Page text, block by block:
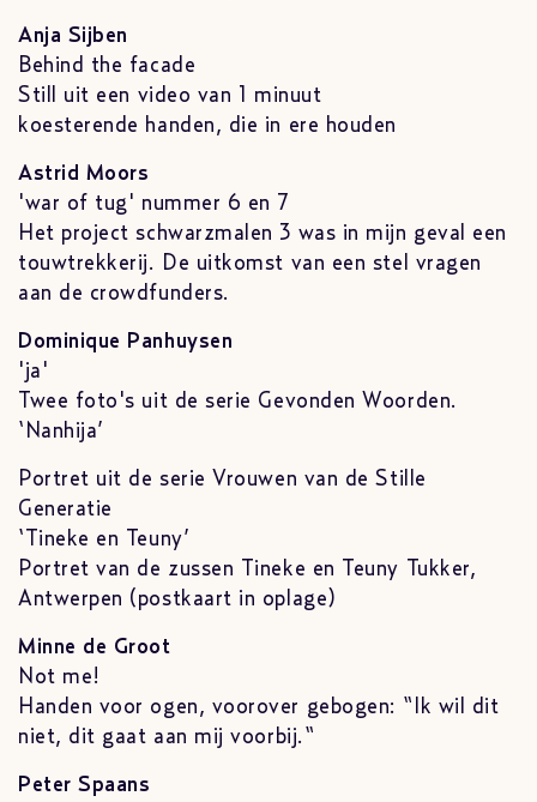
Anja Sijben
Behind the facade
Still uit een video van 1 minuut
koesterende handen, die in ere houden
Astrid Moors
'war of tug' nummer 6 en 7
Het project schwarzmalen 3 was in mijn geval een
touwtrekkerij. De uitkomst van een stel vragen
aan de crowdfunders.
Dominique Panhuysen
'ja'
Twee foto's uit de serie Gevonden Woorden.
‘Nanhija’
Portret uit de serie Vrouwen van de Stille
Generatie
‘Tineke en Teuny’
Portret van de zussen Tineke en Teuny Tukker,
Antwerpen (postkaart in oplage)
Minne de Groot
Not me!
Handen voor ogen, voorover gebogen: “Ik wil dit
niet, dit gaat aan mij voorbij.“
Peter Spaans